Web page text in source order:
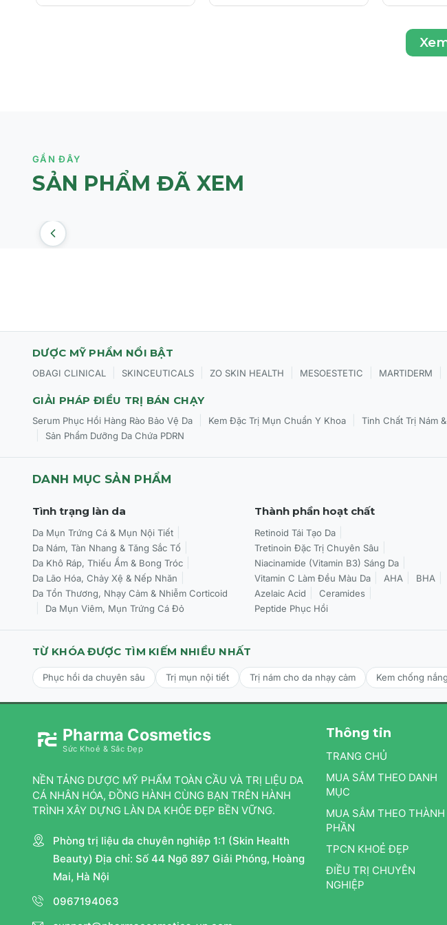
Hydroquinone là một hoạt chất mạnh, có thể gây kích ứng da. Cần thử sản phẩm trên
GẦN ĐÂY
SẢN PHẨM ĐÃ XEM
DƯỢC MỸ PHẨM NỔI BẬT
OBAGI CLINICAL SKINCEUTICALS ZO SKIN HEALTH MESOESTETIC MARTIDERM
GIẢI PHÁP ĐIỀU TRỊ BÁN CHẠY
Serum Phục Hồi Hàng Rào Bảo Vệ Da Kem Đặc Trị Mụn Chuẩn Y Khoa Tinh Chất Trị Nám
Sản Phẩm Dưỡng Da Chứa PDRN
DANH MỤC SẢN PHẨM
Tình trạng làn da
Da Mụn Trứng Cá & Mụn Nội Tiết
Da Nám, Tàn Nhang & Tăng Sắc Tố
Da Khô Ráp, Thiếu Ẩm & Bong Tróc
Da Lão Hóa, Chảy Xệ & Nếp Nhăn
Da Tổn Thương, Nhạy Cảm & Nhiễm Corticoid
Da Mụn Viêm, Mụn Trứng Cá Đỏ
Thành phần hoạt chất
Retinoid Tái Tạo Da
Tretinoin Đặc Trị Chuyên Sâu
Niacinamide (Vitamin B3) Sáng Da
Vitamin C Làm Đều Màu Da
AHA
BHA
Azelaic Acid
Ceramides
Peptide Phục Hồi
TỪ KHÓA ĐƯỢC TÌM KIẾM NHIỀU NHẤT
Phục hồi da chuyên sâu Trị mụn nội tiết Trị nám cho da nhạy cảm Kem chống
Pharma Cosmetics
Sức Khoẻ & Sắc Đẹp
NỀN TẢNG DƯỢC MỸ PHẨM TOÀN CẦU VÀ TRỊ LIỆU DA
CÁ NHÂN HÓA, ĐỒNG HÀNH CÙNG BẠN TRÊN HÀNH
TRÌNH XÂY DỰNG LÀN DA KHỎE ĐẸP BỀN VỮNG.
Phòng trị liệu da chuyên nghiệp 1:1 (Skin Health
Beauty) Địa chỉ: Số 44 Ngõ 897 Giải Phóng, Hoàng
Mai, Hà Nội
0967194063
Thông tin
TRANG CHỦ
MUA SẮM THEO DANH
MỤC
MUA SẮM THEO THÀNH
PHẦN
TPCN KHOẺ ĐẸP
ĐIỀU TRỊ CHUYÊN
NGHIỆP